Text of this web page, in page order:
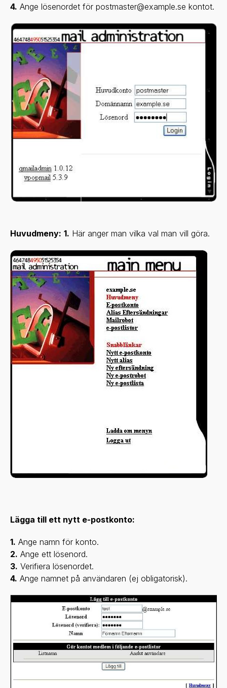
4. Ange lösenordet för postmaster@example.se kontot.
Huvudmeny: 1. Här anger man vilka val man vill göra.
Lägga till ett nytt e-postkonto:
1. Ange namn för konto.
2. Ange ett lösenord.
3. Verifiera lösenordet.
4. Ange namnet på användaren (ej obligatorisk).